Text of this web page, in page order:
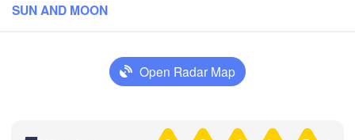
SUN AND MOON
Open Radar Map
Ярославль
Мисюрево